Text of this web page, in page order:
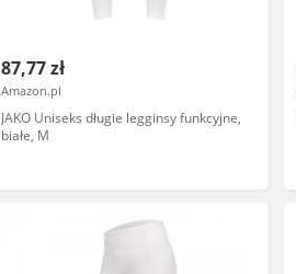
87,77 zł
Amazon.pl
JAKO Uniseks długie legginsy funkcyjne,
białe, M